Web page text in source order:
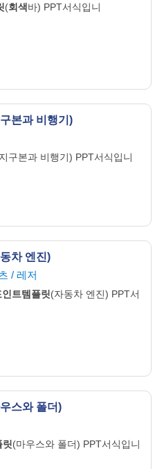
(회색바) PPT서식입니
본과 비행기)
구본과 비행기) PPT서식입니
차 엔진)
/ 레저
인트템플릿(자동차 엔진) PPT서
스와 폴더)
릿(마우스와 폴더) PPT서식입니